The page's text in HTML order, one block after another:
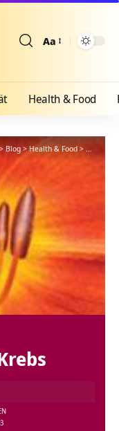
Aa
Health & Food
Blog>Health & Food >